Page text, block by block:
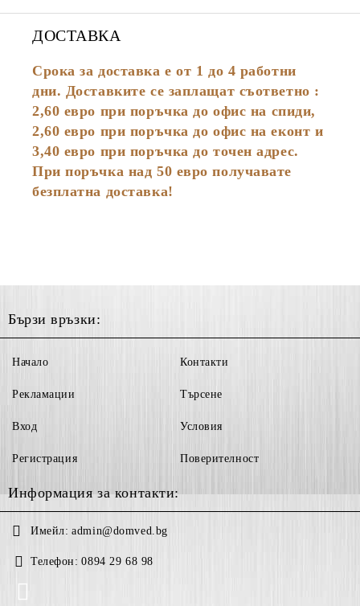
ДОСТАВКА
Срока за доставка е от 1 до 4 работни
дни. Доставките се заплащат съответно :
2,60 евро при поръчка до офис на спиди,
2,60 евро при поръчка до офис на еконт и
3,40 евро при поръчка до точен адрес.
При поръчка над 50 евро получавате
безплатна доставка!
Бързи връзки:
Начало
Рекламации
Вход
Регистрация
Контакти
Търсене
Условия
Поверителност
Информация за контакти:
Имейл: admin@domved.bg
Телефон: 0894 29 68 98